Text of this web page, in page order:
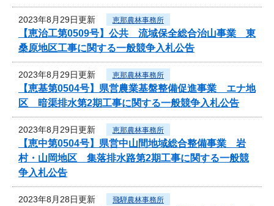
2023年8月29日更新 恵那農林事務所
【恵治工第0509号】公共 流域保全総合治山事業 東
桑原地区工事に関する一般競争入札公告
2023年8月29日更新 恵那農林事務所
【恵基第0504号】県営農業基盤整備促進事業 エナ地
区 暗渠排水第2期工事に関する一般競争入札公告
2023年8月29日更新 恵那農林事務所
【恵中第0504号】県営中山間地域総合整備事業 岩
村・山岡地区 集落排水路第2期工事に関する一般競
争入札公告
2023年8月28日更新 飛騨農林事務所